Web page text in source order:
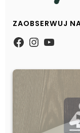
ZAOBSERWUJ
https://